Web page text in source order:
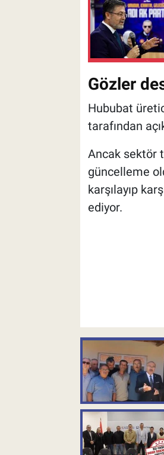
Gözler
Hububat
tarafından
Ancak sektör
güncelleme
karşılayıp
ediyor.